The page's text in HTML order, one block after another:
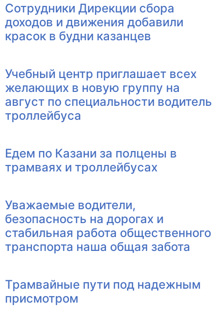
Сотрудники Дирекции сбора
доходов и движения добавили
красок в будни казанцев
Учебный центр приглашает всех
желающих в новую группу на
август по специальности водитель
троллейбуса
Едем по Казани за полцены в
трамваях и троллейбусах
Уважаемые водители,
безопасность на дорогах и
стабильная работа общественного
транспорта наша общая забота
Трамвайные пути под надежным
присмотром